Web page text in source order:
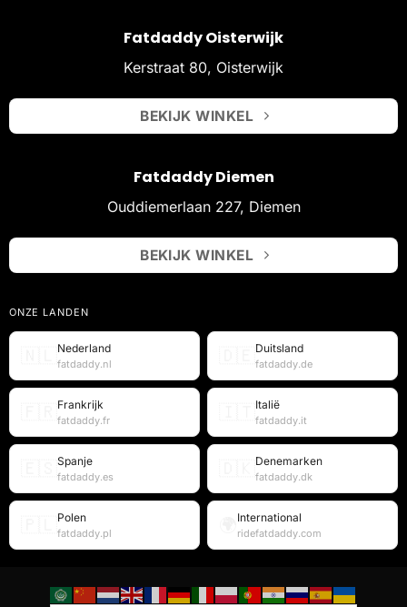
Fatdaddy Oisterwijk
Kerstraat 80, Oisterwijk
BEKIJK WINKEL
Fatdaddy Diemen
Ouddiemerlaan 227, Diemen
BEKIJK WINKEL
ONZE LANDEN
Nederland
fatdaddy.nl
Duitsland
fatdaddy.de
Frankrijk
fatdaddy.fr
Italië
fatdaddy.it
Spanje
fatdaddy.es
Denemarken
fatdaddy.dk
Polen
fatdaddy.pl
International
ridefatdaddy.com